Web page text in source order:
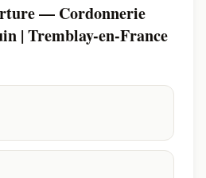
— Cordonnerie
| Tremblay-en-France